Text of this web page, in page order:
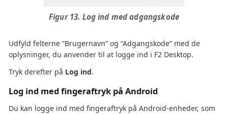
Figur 13. Log ind med adgangskode
Udfyld felterne ”Brugernavn” og ”Adgangskode” med de
oplysninger, du anvender til at logge ind i F2 Desktop.
Tryk derefter på Log ind.
Log ind med fingeraftryk på Android
Du kan logge ind med fingeraftryk på Android-enheder, som